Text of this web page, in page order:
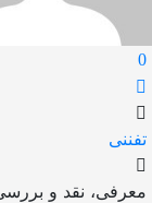
0
تفننی
معرفی، نقد و